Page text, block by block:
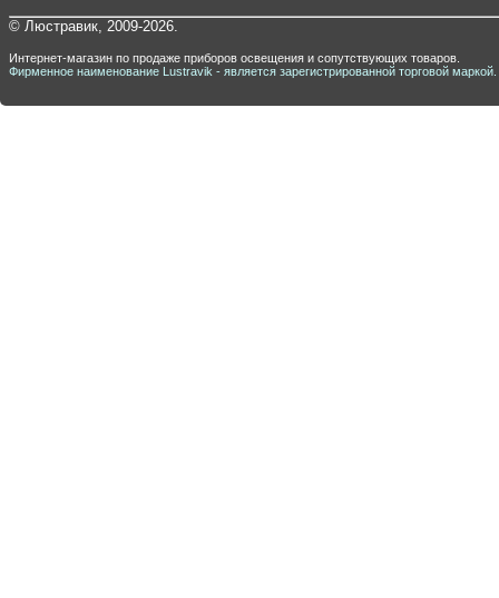
© Люстравик, 2009-2026.
Интернет-магазин по продаже приборов освещения и сопутствующих товаров.
Фирменное наименование Lustravik - является зарегистрированной торговой